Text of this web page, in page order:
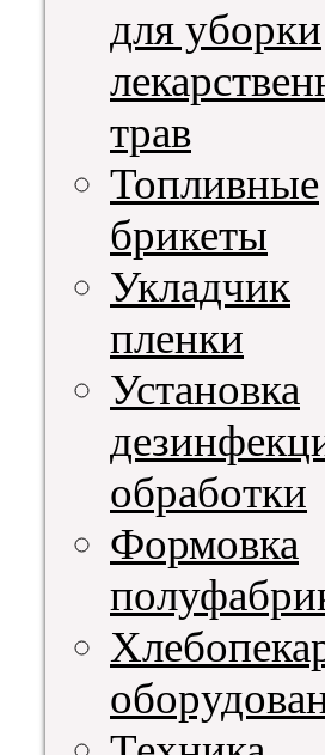
для уборки
трав
Топливные
брикеты
Укладчик
пленки
Установка
обработки
Формовка